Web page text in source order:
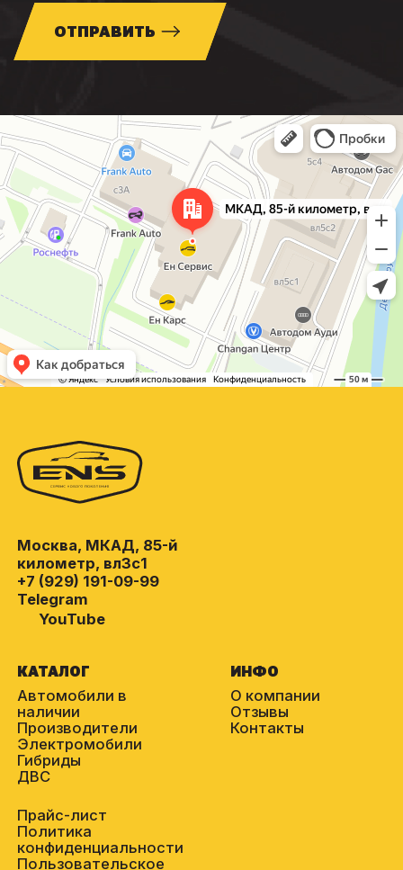
ОТПРАВИТЬ
Москва
МКАД, 85-й километр, вл3с1 — Яндекс Карты
Москва, МКАД, 85-й
километр, вл3с1
+7 (929) 191-09-99
Telegram
YouTube
КАТАЛОГ
Автомобили в
наличии
Производители
Электромобили
Гибриды
ДВС
ИНФО
О компании
Отзывы
Контакты
Прайс-лист
Политика
конфиденциальности
Пользовательское